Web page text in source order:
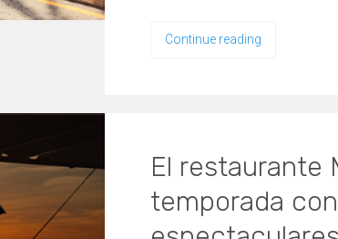
Continue reading
El restaurante
temporada